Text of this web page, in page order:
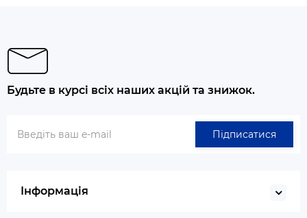
Будьте в курсі всіх наших акцій та знижок.
Підписатися
Інформація